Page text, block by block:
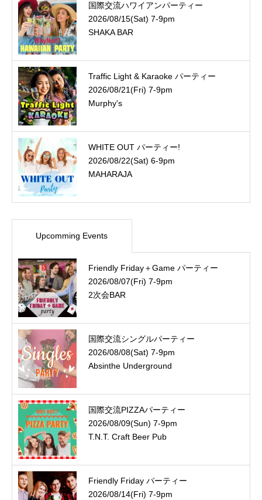
国際交流ハワイアンパーティー
2026/08/15(Sat) 7-9pm
SHAKA BAR
Traffic Light & Karaoke パーティー
2026/08/21(Fri) 7-9pm
Murphy's
WHITE OUT パーティー!
2026/08/22(Sat) 6-9pm
MAHARAJA
Upcomming Events
Friendly Friday＋Game パーティー
2026/08/07(Fri) 7-9pm
2次会BAR
国際交流シングルパーティー
2026/08/08(Sat) 7-9pm
Absinthe Underground
国際交流PIZZAパーティー
2026/08/09(Sun) 7-9pm
T.N.T. Craft Beer Pub
Friendly Friday パーティー
2026/08/14(Fri) 7-9pm